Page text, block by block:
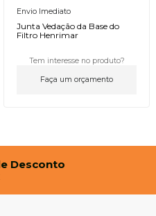
Envio Imediato
Junta Vedação da Base do
Filtro Henrimar
Tem interesse no produto?
Faça um orçamento
Desconto